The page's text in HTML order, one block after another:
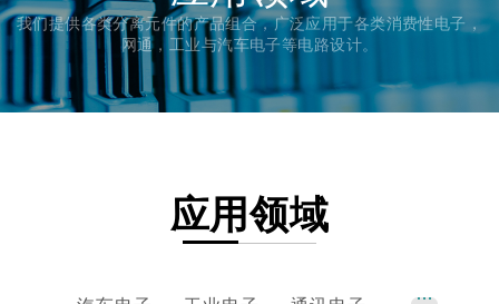
我们提供各类分离元件的产品组合，广泛应用于各类消费性电子，
网通，工业与汽车电子等电路设计。
应用领域